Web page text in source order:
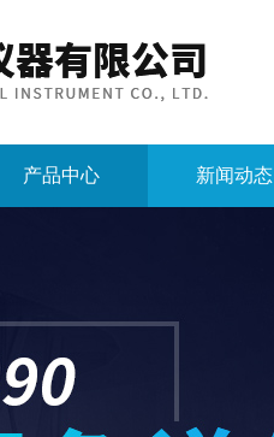
产品中心 新闻动态